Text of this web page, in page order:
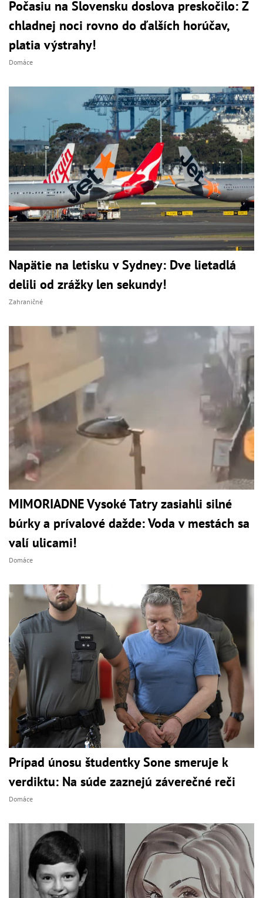
Počasiu na Slovensku doslova preskočilo: Z
chladnej noci rovno do ďalších horúčav,
platia výstrahy!
Domáce
Napätie na letisku v Sydney: Dve lietadlá
delili od zrážky len sekundy!
Zahraničné
MIMORIADNE Vysoké Tatry zasiahli silné
búrky a prívalové dažde: Voda v mestách sa
valí ulicami!
Domáce
Prípad únosu študentky Sone smeruje k
verdiktu: Na súde zaznejú záverečné reči
Domáce